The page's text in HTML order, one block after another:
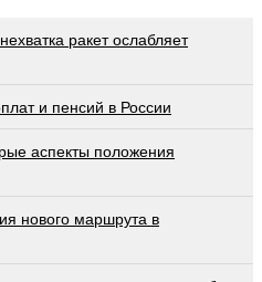
ракет ослабляет
и пенсий в России
аспекты положения
нового маршрута в